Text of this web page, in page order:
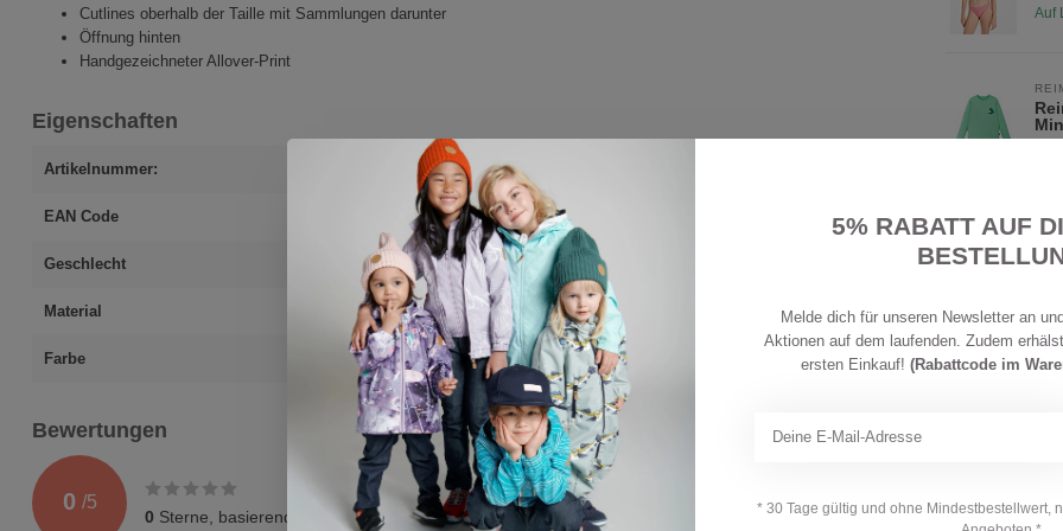
Cutlines oberhalb der Taille mit Sammlungen darunter
Öffnung hinten
Handgezeichneter Allover-Print
Eigenschaften
Artikelnummer: 5566k-135
EAN Code 5715596025690
Geschlecht Mädchen
Material 95% Bio-Baumwolle, 5% Elastan
Farbe rosa
Bewertungen
0 /5
0 Sterne, basierend auf Bewertungen
Ihre Bewertung hinzufügen
Auf
5% RABATT AUF
Melde dich für unseren Newsletter an
Aktionen auf dem laufenden. Zudem
ersten Einkauf! (Rabattcode im
* 30 Tage gültig und ohne Mindestbestellwert,